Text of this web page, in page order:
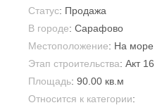
Статус: Продажа
В городе: Сарафово
Местоположение: На море
Этап строительства: Акт 16
Площадь: 90.00 кв.м
Относится к категории: